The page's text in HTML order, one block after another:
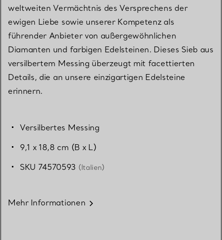
weltweiten Vermächtnis des Versprechens der
ewigen Liebe sowie unserer Kompetenz als
führender Anbieter von außergewöhnlichen
Diamanten und farbigen Edelsteinen. Dieses Sieb aus
versilbertem Messing überzeugt mit facettierten
Details, die an unsere einzigartigen Edelsteine
erinnern.
Versilbertes Messing
9,1 x 18,8 cm (B x L)
SKU 74570593 (Italien)
Mehr Informationen